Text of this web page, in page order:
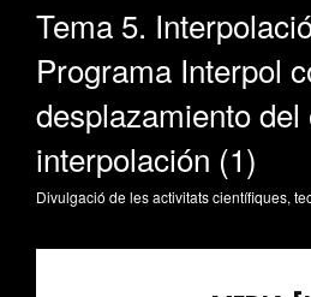
Tema 5.
Programa Interpol
desplazamiento
interpolación (1)